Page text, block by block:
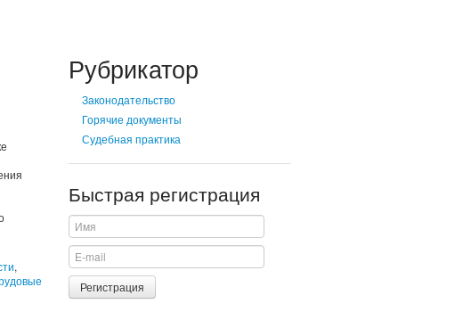
Рубрикатор
Законодательство
Горячие документы
Судебная практика
Быстрая регистрация
Регистрация
,